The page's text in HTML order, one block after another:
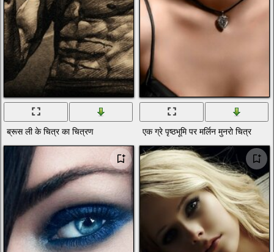
ब्रूस ली के चित्र का चित्रण एक ग्रे पृष्ठभूमि पर मर्लिन मुनरो चित्र